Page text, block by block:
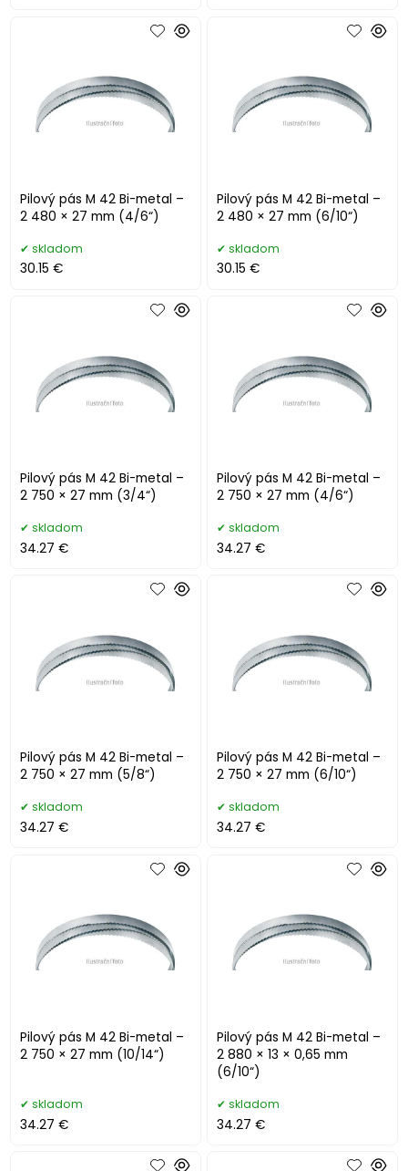
Pilový pás M 42 Bi-metal –
2 480 × 27 mm (4/6“)
skladom
30.15 €
Pilový pás M 42 Bi-metal –
2 480 × 27 mm (6/10“)
skladom
30.15 €
Pilový pás M 42 Bi-metal –
2 750 × 27 mm (3/4“)
skladom
34.27 €
Pilový pás M 42 Bi-metal –
2 750 × 27 mm (4/6“)
skladom
34.27 €
Pilový pás M 42 Bi-metal –
2 750 × 27 mm (5/8“)
skladom
34.27 €
Pilový pás M 42 Bi-metal –
2 750 × 27 mm (6/10“)
skladom
34.27 €
Pilový pás M 42 Bi-metal –
2 750 × 27 mm (10/14“)
skladom
34.27 €
Pilový pás M 42 Bi-metal –
2 880 × 13 × 0,65 mm
(6/10“)
skladom
34.27 €